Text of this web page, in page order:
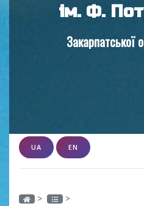
ім. Ф.
Закарпатської
UA EN
> >